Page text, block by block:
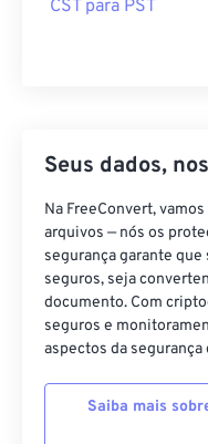
CST para PST
Seus dados,
Na FreeConvert,
arquivos — nós os
segurança garante
seguros, seja
documento. Com
seguros e
aspectos da segurança
Saiba mais